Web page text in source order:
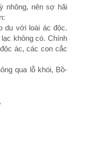
nhông, nên sợ hãi
du với loài ác độc.
không có. Chính
ác, các con cắc
qua lỗ khói, Bồ-